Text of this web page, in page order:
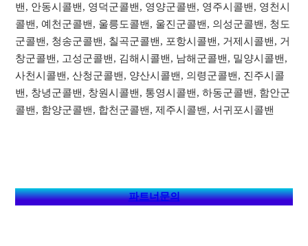
밴, 안동시콜밴, 영덕군콜밴, 영양군콜밴, 영주시콜밴, 영천시
콜밴, 예천군콜밴, 울릉도콜밴, 울진군콜밴, 의성군콜밴, 청도
군콜밴, 청송군콜밴, 칠곡군콜밴, 포항시콜밴, 거제시콜밴, 거
창군콜밴, 고성군콜밴, 김해시콜밴, 남해군콜밴, 밀양시콜밴,
사천시콜밴, 산청군콜밴, 양산시콜밴, 의령군콜밴, 진주시콜
밴, 창녕군콜밴, 창원시콜밴, 통영시콜밴, 하동군콜밴, 함안군
콜밴, 함양군콜밴, 합천군콜밴, 제주시콜밴, 서귀포시콜밴
파트너문의